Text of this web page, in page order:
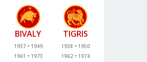
BIVALY
1937
1949
1961
1973
TIGRIS
1938
1950
1962
1974